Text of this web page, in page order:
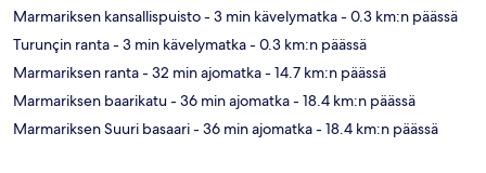
Marmariksen kansallispuisto- 3 min kävelymatka- 0.3 km:n päässä
Turunçin ranta- 3 min kävelymatka- 0.3 km:n päässä
Marmariksen ranta- 32 min ajomatka- 14.7 km:n päässä
Marmariksen baarikatu- 36 min ajomatka- 18.4 km:n päässä
Marmariksen Suuri basaari- 36 min ajomatka- 18.4 km:n päässä